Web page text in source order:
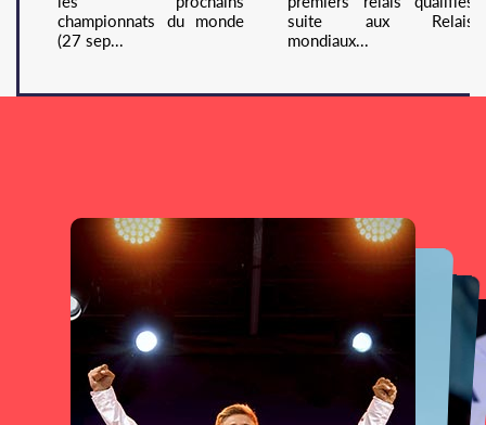
championnats du monde
(27 sep...
suite aux Relais
mondiaux...